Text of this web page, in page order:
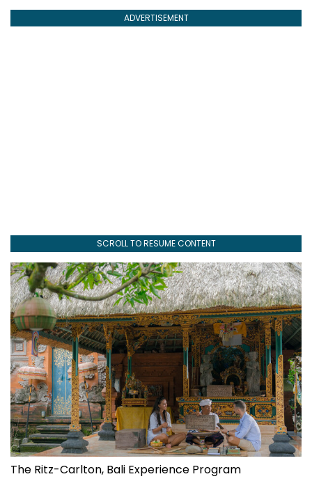
ADVERTISEMENT
SCROLL TO RESUME CONTENT
The Ritz-Carlton, Bali Experience Program